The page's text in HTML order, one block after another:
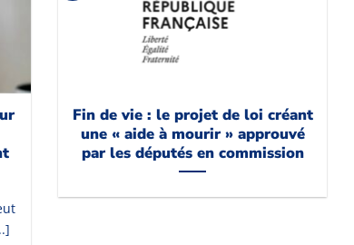
Fin de vie : le projet de loi créant
une « aide à mourir » approuvé
par les députés en commission